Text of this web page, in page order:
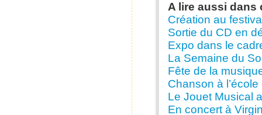
A lire aussi dans
Création au
Sortie du CD en
Expo dans le
La Semaine du
Fête de la
Chanson à
Le Jouet Musical
En concert à